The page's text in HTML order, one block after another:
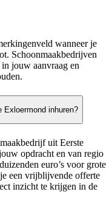
wanneer je
Schoonmaakbedrijven
jouw aanvraag en
inhuren?
uit Eerste
opdracht en van regio
euro’s voor grote
een vrijblijvende offerte
inzicht te krijgen in de